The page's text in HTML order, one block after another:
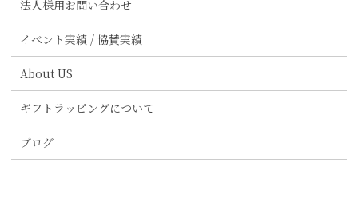
法人様用お問い合わせ
イベント実績 / 協賛実績
About US
ギフトラッピングについて
ブログ